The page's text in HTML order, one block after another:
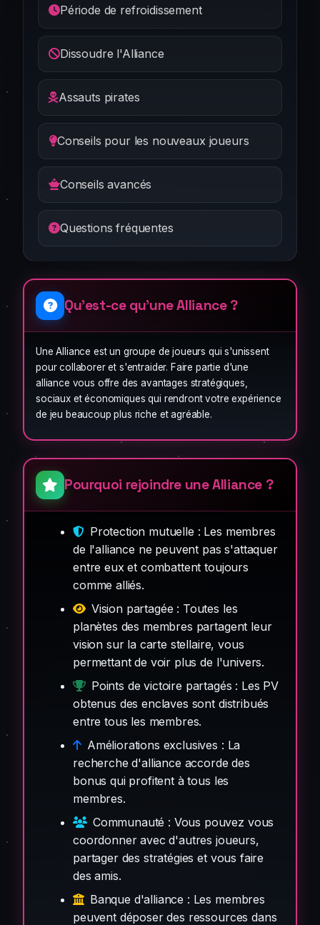
Période de refroidissement
Dissoudre l'Alliance
Assauts pirates
Conseils pour les nouveaux joueurs
Conseils avancés
Questions fréquentes
Qu'est-ce qu'une Alliance ?
Une Alliance est un groupe de joueurs qui s'unissent
pour collaborer et s'entraider. Faire partie d'une
alliance vous offre des avantages stratégiques,
sociaux et économiques qui rendront votre expérience
de jeu beaucoup plus riche et agréable.
Pourquoi rejoindre une Alliance ?
Protection mutuelle : Les membres
de l'alliance ne peuvent pas s'attaquer
entre eux et combattent toujours
comme alliés.
Vision partagée : Toutes les
planètes des membres partagent leur
vision sur la carte stellaire, vous
permettant de voir plus de l'univers.
Points de victoire partagés : Les PV
obtenus des enclaves sont distribués
entre tous les membres.
Améliorations exclusives : La
recherche d'alliance accorde des
bonus qui profitent à tous les
membres.
Communauté : Vous pouvez vous
coordonner avec d'autres joueurs,
partager des stratégies et vous faire
des amis.
Banque d'alliance : Les membres
peuvent déposer des ressources dans